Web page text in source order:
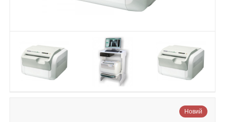
Новий